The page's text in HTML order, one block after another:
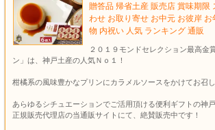
贈答品 帰省土産 販売店 賞味期限
わせ お取り寄せ お中元 お彼岸 お
物 内祝い 人気 ランキング 通販
２０１９モンドセレクション最高金
ン」は、神戸土産の人気Ｎｏ１！
柑橘系の風味豊かなプリンにカラメルソースをかけてお召し
あらゆるシチュエーションでご活用頂ける便利ギフトの神戸
正規販売代理店の当通販サイトにて、絶賛販売中です！